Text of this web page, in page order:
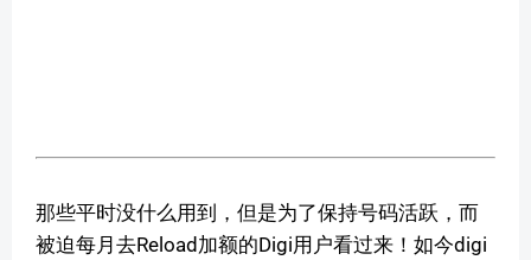
那些平时没什么用到，但是为了保持号码活跃，而
被迫每月去Reload加额的Digi用户看过来！如今digi